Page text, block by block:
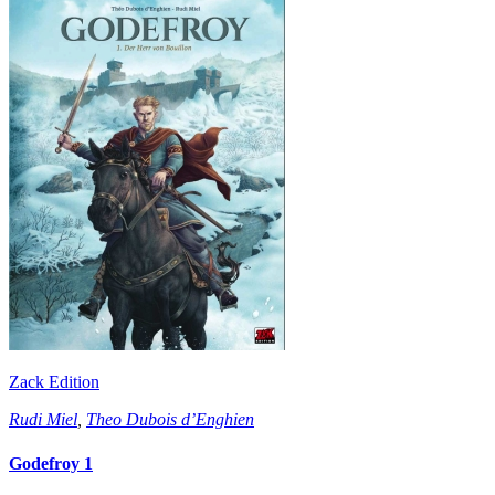
Zack Edition
Rudi Miel Theo Dubois d’Enghien
Godefroy 1